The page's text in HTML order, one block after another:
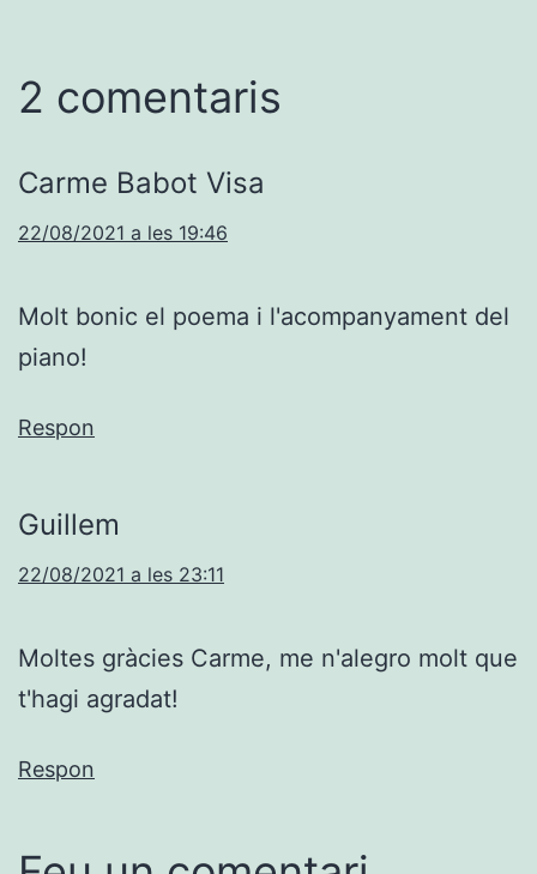
2 comentaris
Carme Babot Visa
22/08/2021 a les 19:46
Molt bonic el poema i l'acompanyament del
piano!
Respon
Guillem
22/08/2021 a les 23:11
Moltes gràcies Carme, me n'alegro molt que
t'hagi agradat!
Respon